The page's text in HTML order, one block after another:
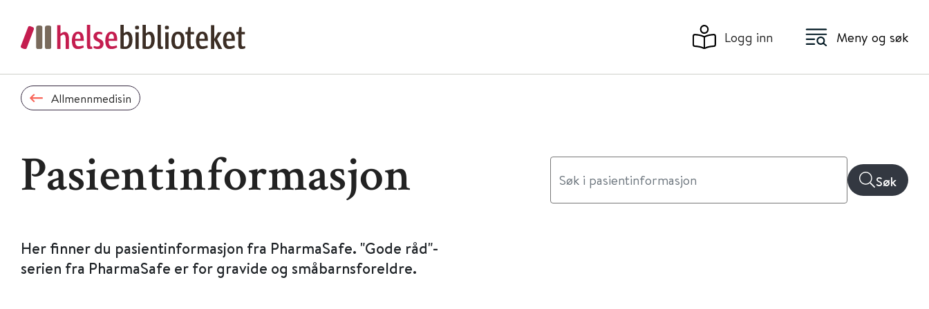
Logg inn Meny og søk
Allmennmedisin
Pasientinformasjon Søk
Her finner du pasientinformasjon fra PharmaSafe. "Gode råd"-
serien fra PharmaSafe er for gravide og småbarnsforeldre.